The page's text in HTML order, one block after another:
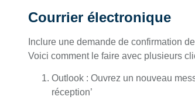
Courrier électronique
Inclure une demande de confirmation
Voici comment le faire avec plusieurs
Outlook : Ouvrez un nouveau
réception’